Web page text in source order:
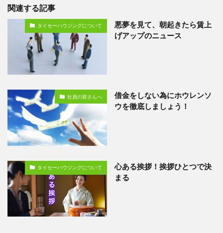
関連する記事
タイセーハウジングについて
悪夢を見て、朝起きたら賃上
げアップのニュース
社員の皆さんへ
借金をしない為にホウレンソ
ウを徹底しましょう！
タイセーハウジングについて
心ある挨拶！挨拶ひとつで決
まる